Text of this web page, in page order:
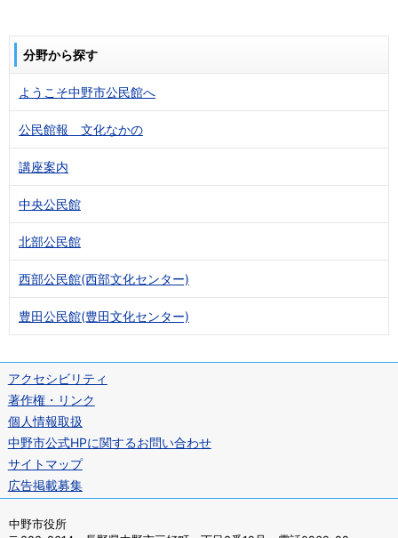
分野から探す
ようこそ中野市公民館へ
公民館報 文化なかの
講座案内
中央公民館
北部公民館
西部公民館(西部文化センター)
豊田公民館(豊田文化センター)
アクセシビリティ
著作権・リンク
個人情報取扱
中野市公式HPに関するお問い合わせ
サイトマップ
広告掲載募集
中野市役所